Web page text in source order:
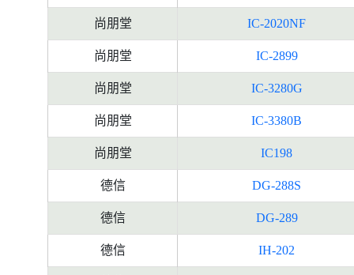
尚朋堂 IC-2020NF
尚朋堂 IC-2899
尚朋堂 IC-3280G
尚朋堂 IC-3380B
尚朋堂 IC198
德信 DG-288S
德信 DG-289
德信 IH-202